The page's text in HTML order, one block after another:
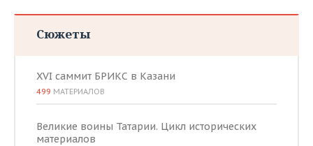
Сюжеты
XVI саммит БРИКС в Казани
499 МАТЕРИАЛОВ
Великие воины Татарии. Цикл исторических
материалов